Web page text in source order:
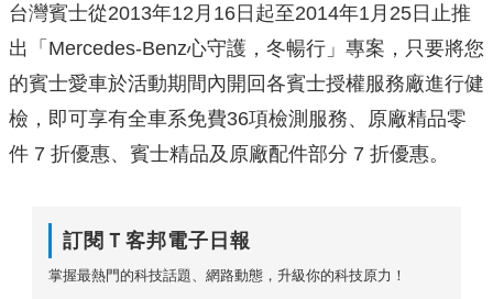
台灣賓士從2013年12月16日起至2014年1月25日止推
出「Mercedes-Benz心守護，冬暢行」專案，只要將您
的賓士愛車於活動期間內開回各賓士授權服務廠進行健
檢，即可享有全車系免費36項檢測服務、原廠精品零
件 7 折優惠、賓士精品及原廠配件部分 7 折優惠。
訂閱Ｔ客邦電子日報
掌握最熱門的科技話題、網路動態，升級你的科技原力！